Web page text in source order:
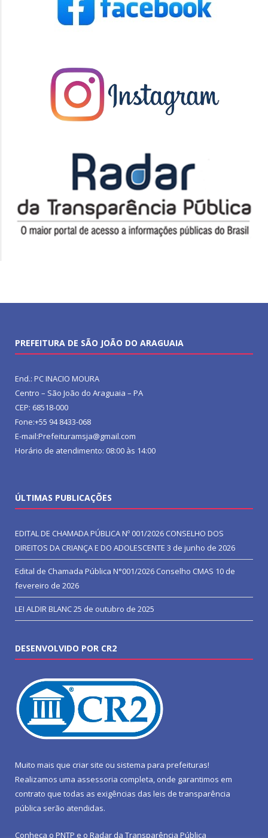
PREFEITURA DE SÃO JOÃO DO ARAGUAIA
End.: PC INACIO MOURA
Centro – São João do Araguaia – PA
CEP: 68518-000
Fone:+55 94 8433-068
E-mail:Prefeituramsja@gmail.com
Horário de atendimento: 08:00 às 14:00
ÚLTIMAS PUBLICAÇÕES
EDITAL DE CHAMADA PÚBLICA Nº 001/2026 CONSELHO DOS
DIREITOS DA CRIANÇA E DO ADOLESCENTE 3 de junho de 2026
Edital de Chamada Pública N°001/2026 Conselho CMAS 10 de
fevereiro de 2026
LEI ALDIR BLANC25 de outubro de 2025
DESENVOLVIDO POR CR2
Muito mais que criar site ou sistema para prefeituras!
Realizamos uma assessoria completa, onde garantimos em
contrato que todas as exigências das leis de transparência
pública serão atendidas.
Conheça o PNTP e o Radar da Transparência Pública